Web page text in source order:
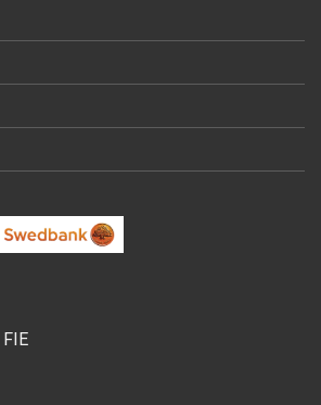
FIE